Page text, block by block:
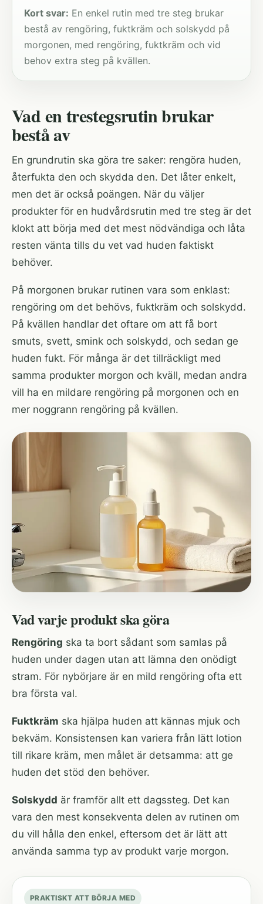
Kort svar: En enkel rutin med tre steg brukar
bestå av rengöring, fuktkräm och solskydd på
morgonen, med rengöring, fuktkräm och vid
behov extra steg på kvällen.
Vad en trestegsrutin brukar
bestå av
En grundrutin ska göra tre saker: rengöra huden,
återfukta den och skydda den. Det låter enkelt,
men det är också poängen. När du väljer
produkter för en hudvårdsrutin med tre steg är det
klokt att börja med det mest nödvändiga och låta
resten vänta tills du vet vad huden faktiskt
behöver.
På morgonen brukar rutinen vara som enklast:
rengöring om det behövs, fuktkräm och solskydd.
På kvällen handlar det oftare om att få bort
smuts, svett, smink och solskydd, och sedan ge
huden fukt. För många är det tillräckligt med
samma produkter morgon och kväll, medan andra
vill ha en mildare rengöring på morgonen och en
mer noggrann rengöring på kvällen.
Vad varje produkt ska göra
Rengöring ska ta bort sådant som samlas på
huden under dagen utan att lämna den onödigt
stram. För nybörjare är en mild rengöring ofta ett
bra första val.
Fuktkräm ska hjälpa huden att kännas mjuk och
bekväm. Konsistensen kan variera från lätt lotion
till rikare kräm, men målet är detsamma: att ge
huden det stöd den behöver.
Solskydd är framför allt ett dagssteg. Det kan
vara den mest konsekventa delen av rutinen om
du vill hålla den enkel, eftersom det är lätt att
använda samma typ av produkt varje morgon.
PRAKTISKT ATT BÖRJA MED